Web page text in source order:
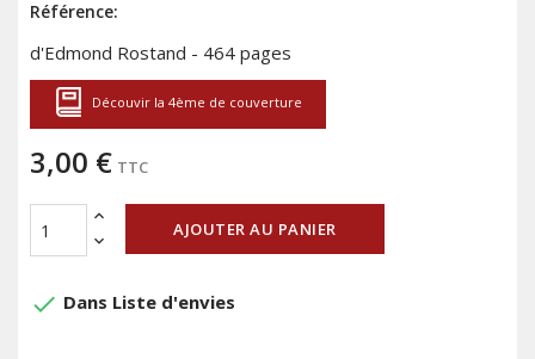
Référence:
d'Edmond Rostand - 464 pages
Découvir la 4ème de couverture
3,00 € TTC
AJOUTER AU PANIER
done Dans Liste d'envies